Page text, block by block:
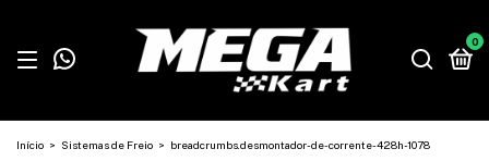
0
Início > Sistemas de Freio > breadcrumbs.desmontador-de-corrente-428h-1078